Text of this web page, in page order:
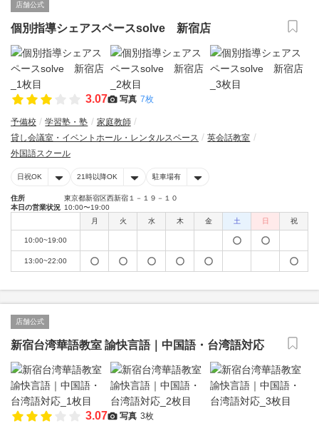
店舗公式
個別指導シェアスペースsolve 新宿店
3.07 写真 7枚
予備校 学習塾・塾
家庭教師
貸し会議室・イベントホール・レンタルスペース
英会話教室
外国語スクール
日祝OK 21時以降OK 駐車場有
住所
東京都新宿区西新宿１－１９－１０
本日の営業状況 10:00〜19:00
月
火 水 木 金 土 日 祝
10:00~19:00
13:00~22:00
店舗公式
新宿台湾華語教室 諭快言語｜中国語・台湾語対応
3.07 写真 3枚